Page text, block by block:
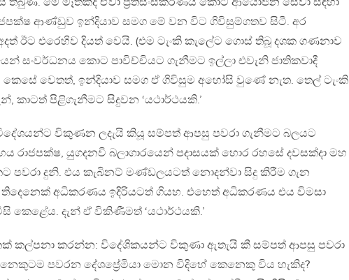
ආණ්ඩුව ඉන්දියාව සමග මේ වන විට ගිවිසුම්ගතව සිටී. අර
ඊට එරෙහිව දියත් වෙයි. (එම ටැංකි කැලේට ගොස් තිබූ දශක ගණනාව
සංවර්ධනය කොට පාවිච්චියට ගැනීමට ඉල්ලා එවැනි ජාතිකවාදී
වෙතත්, ඉන්දියාව සමග ඒ ගිවිසුම අහෝසි වුණේ නැත. තෙල් ටැංකි
කාටත් පිළිගැනීමට සිදුවන ‘යථාර්ථයකි.’
විකුණන ලදැයි කියූ සම්පත් ආපසු පවරා ගැනීමට බලයට
රාජපක්ෂ, යුගදනවි බලාගාරයෙන් පදාසයක් හොර රහසේ දවසක්දා මහ
පවරා දුනි. එය කැබිනට් මණ්ඩලයටත් නොදන්වා සිදු කිරීම ගැන
අධිකරණය ඉදිරියටත් ගියහ. එහෙත් අධිකරණය එය විමසා
දැන් ඒ විකිණීමත් ‘යථාර්ථයකි.’
කල්පනා කරන්න: විදේශිකයන්ට විකුණා ඇතැයි කී සම්පත් ආපසු පවරා
පවරන දේශප්‍රේමියා මොන විදිහේ කෙනෙකු විය හැකිද?